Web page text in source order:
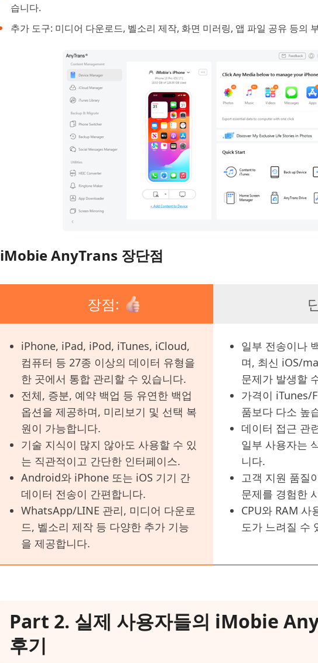
습니다.
추가 도구: 미디어 다운로드, 벨소리 제작, 화면 미러링, 앱 파일 공유 등의
iMobie AnyTrans 장단점
장점:
iPhone, iPad, iPod, iTunes, iCloud,
컴퓨터 등 27종 이상의 데이터 유형을
한 곳에서 통합 관리할 수 있습니다.
전체, 증분, 예약 백업 등 유연한 백업
옵션을 제공하며, 미리보기 및 선택 복
원이 가능합니다.
기술 지식이 많지 않아도 사용할 수 있
는 직관적이고 간단한 인터페이스.
Android와 iPhone 또는 iOS 기기 간
데이터 전송이 간편합니다.
WhatsApp/LINE 관리, 미디어 다운로
드, 벨소리 제작 등 다양한 추가 기능
을 제공합니다.
일부 전송이나
며, 최신 iOS/
문제가 발생할
가격이 iTunes/
품보다 다소 높
데이터 접근 관
일부 사용자는
니다.
고객 지원 품질
문제를 경험한
CPU와 RAM 사
도가 느려질 수
Part 2. 실제 사용자들의 iMobie
후기